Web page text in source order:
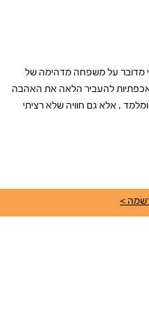
מדובר על משפחה מדהימה של
ואכפתיות להעביר הלאה את האהבה
, אלא גם חוויה שלא רציתי
>